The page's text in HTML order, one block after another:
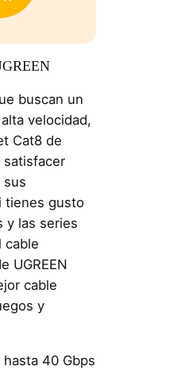
buscan un
velocidad,
Cat8 de
satisfacer
sus
tienes gusto
y las series
cable
UGREEN
cable
y
40 Gbps